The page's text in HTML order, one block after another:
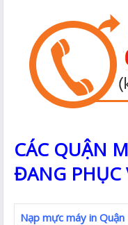
CÁC QUẬN
ĐANG PHỤC
Nạp mực máy in Quận